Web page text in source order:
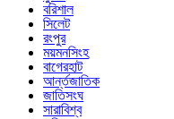
বরিশাল
সিলেট
রংপুর
ময়মনসিংহ
বাগেরহাট
আর্ন্তজাতিক
জাতিসংঘ
সারাবিশ্ব